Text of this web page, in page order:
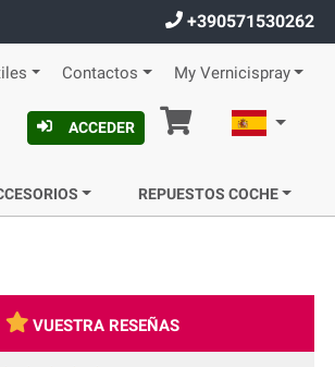
+390571530262
Contactos My Vernicispray
ACCEDER Cesta Español
REPUESTOS COCHE
VUESTRA RESEÑAS